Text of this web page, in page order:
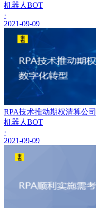
机器人BOT
·
2021-09-09
RPA技术推动期权清算公
机器人BOT
·
2021-09-09